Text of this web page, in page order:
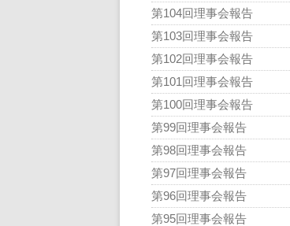
第104回理事会報告
第103回理事会報告
第102回理事会報告
第101回理事会報告
第100回理事会報告
第99回理事会報告
第98回理事会報告
第97回理事会報告
第96回理事会報告
第95回理事会報告